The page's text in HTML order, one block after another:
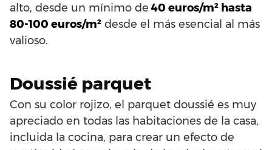
alto, desde un mínimo de 40 euros/m² hasta
80-100 euros/m² desde el más esencial al más
valioso.
Doussié parquet
Con su color rojizo, el parquet doussié es muy
apreciado en todas las habitaciones de la casa,
incluida la cocina, para crear un efecto de